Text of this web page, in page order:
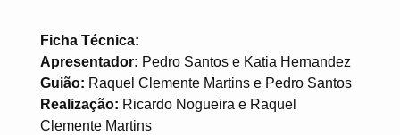
Ficha Técnica:
Apresentador: Pedro Santos e Katia Hernandez
Guião: Raquel Clemente Martins e Pedro Santos
Realização: Ricardo Nogueira e Raquel
Clemente Martins